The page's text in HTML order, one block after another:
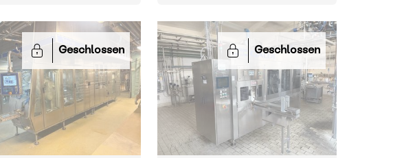
Geschlossen Geschlossen